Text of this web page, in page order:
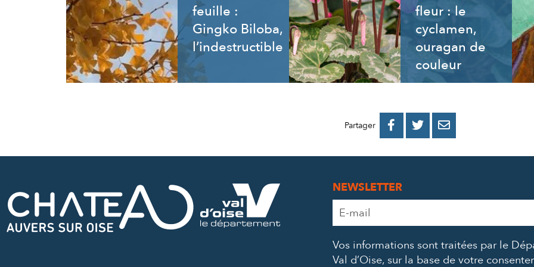
feuille :
Gingko Biloba,
l’indestructible
fleur : le
cyclamen,
ouragan de
couleur
Partager 
PARTAGER
PARTAGER
PARTAGER
NEWSLETTER
Adresse
e-
*
Vos informations sont traitées par le
Val d’Oise, sur la base de votre